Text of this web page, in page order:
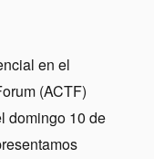
en el
(ACTF)
domingo 10 de